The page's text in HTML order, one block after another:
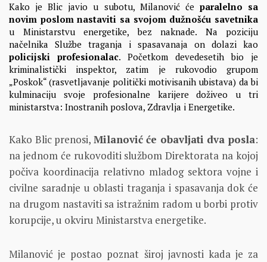
Kako je Blic javio u subotu, Milanović će paralelno sa
novim poslom nastaviti sa svojom dužnošću savetnika
u Ministarstvu energetike, bez naknade. Na poziciju
načelnika Službe traganja i spasavanaja on dolazi kao
policijski profesionalac. Početkom devedesetih bio je
kriminalistički inspektor, zatim je rukovodio grupom
„Poskok“ (rasvetljavanje politički motivisanih ubistava) da bi
kulminaciju svoje profesionalne karijere doživeo u tri
ministarstva: Inostranih poslova, Zdravlja i Energetike.
Kako Blic prenosi, Milanović će obavljati dva posla:
na jednom će rukovoditi službom Direktorata na kojoj
počiva koordinacija relativno mladog sektora vojne i
civilne saradnje u oblasti traganja i spasavanja dok će
na drugom nastaviti sa istražnim radom u borbi protiv
korupcije, u okviru Ministarstva energetike.
Milanović je postao poznat široj javnosti kada je za